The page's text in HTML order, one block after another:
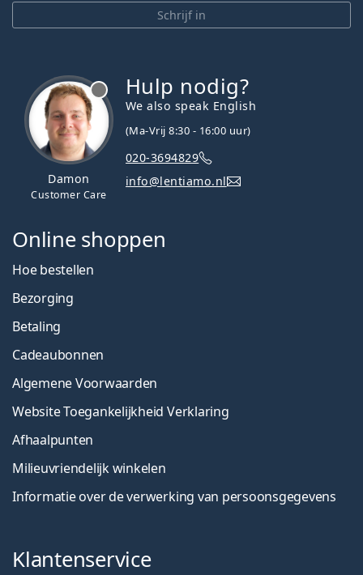
Schrijf in
Damon
Customer Care
Hulp nodig?
We also speak English
(Ma-Vrij 8:30 - 16:00 uur)
020-3694829
info@lentiamo.nl
Online shoppen
Hoe bestellen
Bezorging
Betaling
Cadeaubonnen
Algemene Voorwaarden
Website Toegankelijkheid Verklaring
Afhaalpunten
Milieuvriendelijk winkelen
Informatie over de verwerking van persoonsgegevens
Klantenservice